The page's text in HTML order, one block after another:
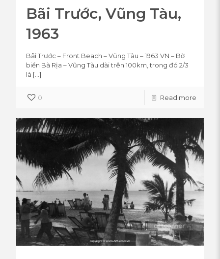
Bãi Trước, Vũng Tàu,
1963
Bãi Trước – Front Beach – Vũng Tàu – 1963 VN – Bờ
biển Bà Rịa – Vũng Tàu dài trên 100km, trong đó 2/3
là […]
0 Read more